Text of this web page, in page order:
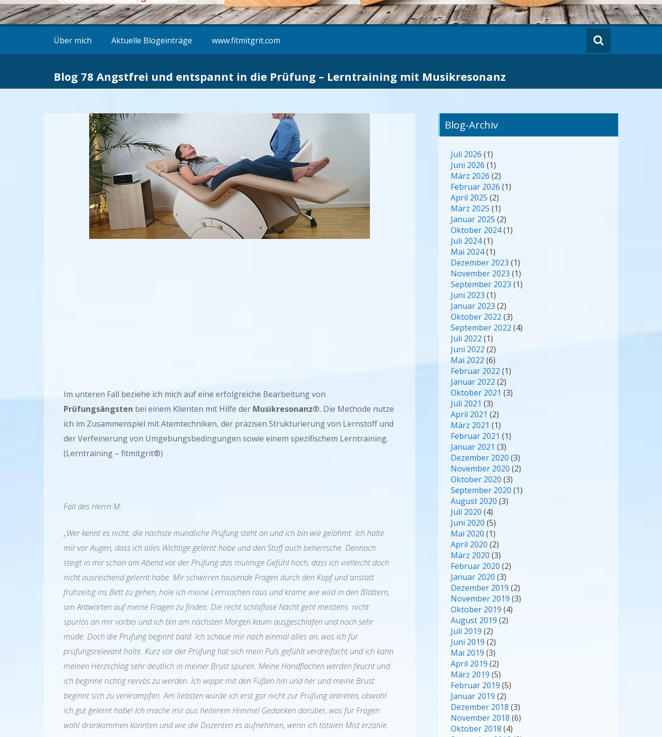
Über mich Aktuelle Blogeinträge www.fitmitgrit.com
Blog 78 Angstfrei und entspannt in die Prüfung – Lerntraining mit Musikresonanz
Im unteren Fall beziehe ich mich auf eine erfolgreiche Bearbeitung von
Prüfungsängsten bei einem Klienten mit Hilfe der Musikresonanz®. Die Methode nutze
ich im Zusammenspiel mit Atemtechniken, der präzisen Strukturierung von Lernstoff und
der Verfeinerung von Umgebungsbedingungen sowie einem spezifischem Lerntraining.
(Lerntraining – fitmitgrit®)
Fall des Herrn M:
„Wer kennt es nicht; die nächste mündliche Prüfung steht an und ich bin wie gelähmt. Ich halte
mir vor Augen, dass ich alles Wichtige gelernt habe und den Stoff auch beherrsche. Dennoch
steigt in mir schon am Abend vor der Prüfung das mulmige Gefühl hoch, dass ich vielleicht doch
nicht ausreichend gelernt habe. Mir schwirren tausende Fragen durch den Kopf und anstatt
frühzeitig ins Bett zu gehen, hole ich meine Lernsachen raus und krame wie wild in den Blättern,
um Antworten auf meine Fragen zu finden. Die recht schlaflose Nacht geht meistens nicht
spurlos an mir vorbei und ich bin am nächsten Morgen kaum ausgeschlafen und noch sehr
müde. Doch die Prüfung beginnt bald. Ich schaue mir noch einmal alles an, was ich für
prüfungsrelevant halte. Kurz vor der Prüfung hat sich mein Puls gefühlt verdreifacht und ich kann
meinen Herzschlag sehr deutlich in meiner Brust spüren. Meine Handflächen werden feucht und
ich beginne richtig nervös zu werden. Ich wippe mit den Füßen hin und her und meine Brust
beginnt sich zu verkrampfen. Am liebsten würde ich erst gar nicht zur Prüfung antreten, obwohl
ich gut gelernt habe! Ich mache mir aus heiterem Himmel Gedanken darüber, was für Fragen
wohl drankommen könnten und wie die Dozenten es aufnehmen, wenn ich totalen Mist erzähle.
Blog-Archiv
Juli 2026 (1)
Juni 2026 (1)
März 2026 (2)
Februar 2026 (1)
April 2025 (2)
März 2025 (1)
Januar 2025 (2)
Oktober 2024(1)
Juli 2024(1)
Mai 2024(1)
Dezember 2023 (1)
November 2023 (1)
September 2023 (1)
Juni 2023 (1)
Januar 2023 (2)
Oktober 2022 (3)
September 2022 (4)
Juli 2022 (1)
Juni 2022 (2)
Mai 2022 (6)
Februar 2022 (1)
Januar 2022 (2)
Oktober 2021 (3)
Juli 2021 (3)
April 2021 (2)
März 2021 (1)
Februar 2021 (1)
Januar 2021 (3)
Dezember 2020 (3)
November 2020 (2)
Oktober 2020 (3)
September 2020 (1)
August 2020 (3)
Juli 2020 (4)
Juni 2020 (5)
Mai 2020 (1)
April 2020 (2)
März 2020 (3)
Februar 2020 (2)
Januar 2020 (3)
Dezember 2019 (2)
November 2019 (3)
Oktober 2019 (4)
August 2019 (2)
Juli 2019 (2)
Juni 2019 (2)
Mai 2019 (3)
April 2019 (2)
März 2019 (5)
Februar 2019 (5)
Januar 2019 (2)
Dezember 2018 (3)
November 2018 (6)
Oktober 2018 (4)